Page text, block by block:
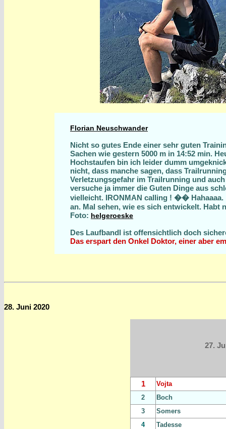
Florian Neuschwander
Nicht so gutes Ende einer sehr guten
Sachen wie gestern 5000 m in 14:52 min.
Hochstaufen bin ich leider dumm
nicht, dass manche sagen, dass
Verletzungsgefahr im Trailrunning und
versuche ja immer die Guten Dinge aus
vielleicht. IRONMAN calling ! ��
an. Mal sehen, wie es sich entwickelt. Habt
Foto: helgeroeske
Des Laufbandl ist offensichtlich doch
Das erspart den Onkel Doktor, einer aber
28. Juni 2020
27.
1
Vojta
2
Boch
3
Somers
4
Tadesse